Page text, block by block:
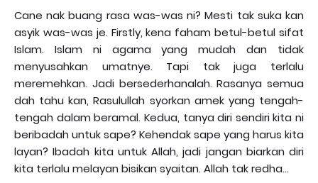
Cane nak buang rasa was-was ni? Mesti tak suka kan
asyik was-was je. Firstly, kena faham betul-betul sifat
Islam. Islam ni agama yang mudah dan tidak
menyusahkan umatnye. Tapi tak juga terlalu
meremehkan. Jadi bersederhanalah. Rasanya semua
dah tahu kan, Rasulullah syorkan amek yang tengah-
tengah dalam beramal. Kedua, tanya diri sendiri kita ni
beribadah untuk sape? Kehendak sape yang harus kita
layan? Ibadah kita untuk Allah, jadi jangan biarkan diri
kita terlalu melayan bisikan syaitan. Allah tak redha...